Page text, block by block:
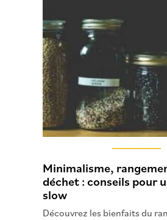
Minimalisme,
déchet : conseils pour
slow
Découvrez les bienfaits du